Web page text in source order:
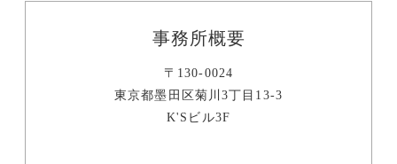
事務所概要
〒130-0024
東京都墨田区菊川3丁目13-3
K'Sビル3F